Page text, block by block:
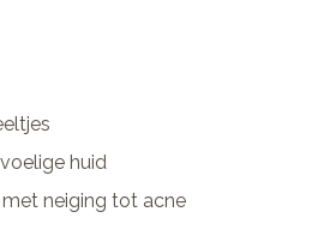
huid
neiging tot acne